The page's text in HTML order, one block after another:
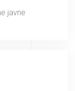
javne